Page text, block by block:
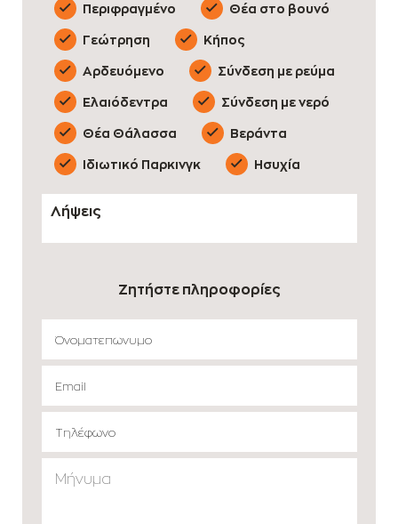
Περιφραγμένο Θέα στο βουνό
Γεώτρηση Κήπος
Αρδευόμενο Σύνδεση με ρεύμα
Ελαιόδεντρα Σύνδεση με νερό
Θέα Θάλασσα Βεράντα
Ιδιωτικό Παρκινγκ Ησυχία
Λήψεις
Ζητήστε πληροφορίες